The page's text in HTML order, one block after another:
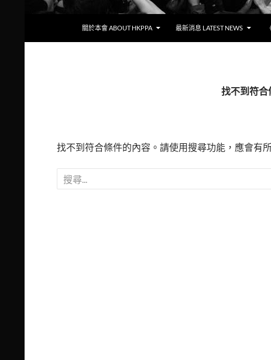
香港攝影記者協會
關於本會 ABOUT HKPPA
最新消息 LATEST NEWS
找不到符合
找不到符合條件的內容。請使用搜尋功能，應會有
搜
尋